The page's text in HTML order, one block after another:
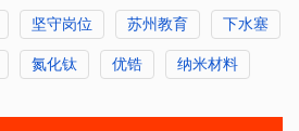
坚守岗位 苏州教育 下水塞
氮化钛 优锆 纳米材料